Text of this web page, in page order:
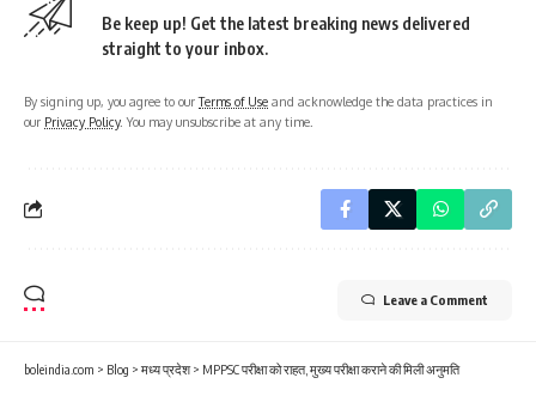
Be keep up! Get the latest breaking news delivered
straight to your inbox.
By signing up, you agree to ourTerms of Use and acknowledge the data practices in
our Privacy Policy. You may unsubscribe at any time.
Leave a Comment
boleindia.com > Blog > मध्य प्रदेश> MPPSC परीक्षा को राहत, मुख्य परीक्षा कराने की मिली अनुमति